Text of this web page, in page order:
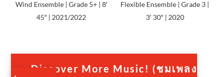
Wind Ensemble | Grade 5+ | 8′
45″ | 2021/2022
Flexible Ensemble | Grade 3 |
3′ 30″ | 2020
Discover More Music! (ชมเพลง